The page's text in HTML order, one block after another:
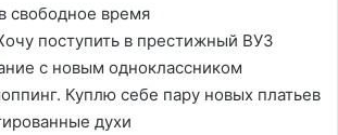
свободное время
поступить в престижный ВУЗ
с новым одноклассником
Куплю себе пару новых платьев
духи